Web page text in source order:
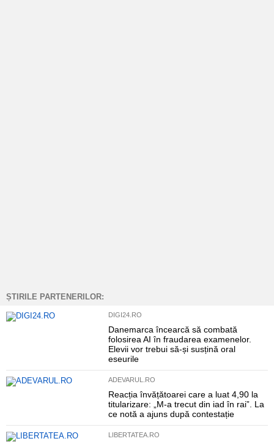
ȘTIRILE PARTENERILOR:
DIGI24.RO
Danemarca încearcă să combată
folosirea AI în fraudarea examenelor.
Elevii vor trebui să-și susțină oral
eseurile
ADEVARUL.RO
Reacția învățătoarei care a luat 4,90 la
titularizare: „M-a trecut din iad în rai”. La
ce notă a ajuns după contestație
LIBERTATEA.RO